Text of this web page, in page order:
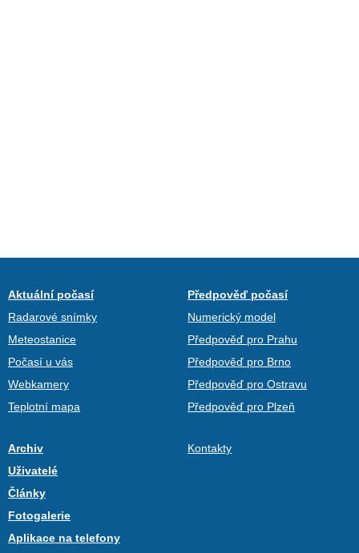
Aktuální počasí
Radarové snímky
Meteostanice
Počasí u vás
Webkamery
Teplotní mapa
Předpověď počasí
Numerický model
Předpověď pro Prahu
Předpověď pro Brno
Předpověď pro Ostravu
Předpověď pro Plzeň
Archiv
Uživatelé
Články
Fotogalerie
Aplikace na telefony
Kontakty